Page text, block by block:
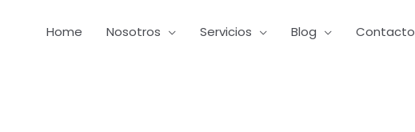
Home Nosotros Servicios Blog Contacto